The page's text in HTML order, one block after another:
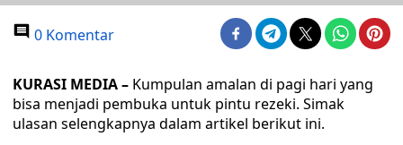
0 Komentar
KURASI MEDIA – Kumpulan amalan di pagi hari yang
bisa menjadi pembuka untuk pintu rezeki. Simak
ulasan selengkapnya dalam artikel berikut ini.